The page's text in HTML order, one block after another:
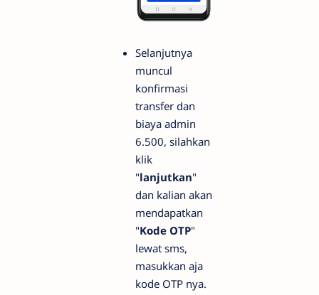
Selanjutnya
muncul
konfirmasi
transfer dan
biaya admin
6.500, silahkan
klik
"lanjutkan"
dan kalian akan
mendapatkan
"Kode OTP"
lewat sms,
masukkan aja
kode OTP nya.